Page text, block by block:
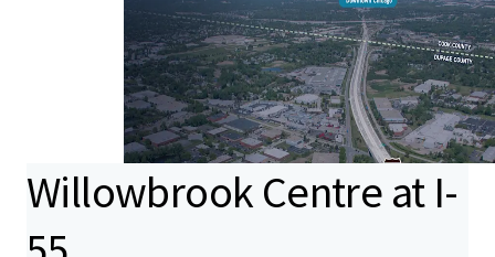
Willowbrook Centre at I-